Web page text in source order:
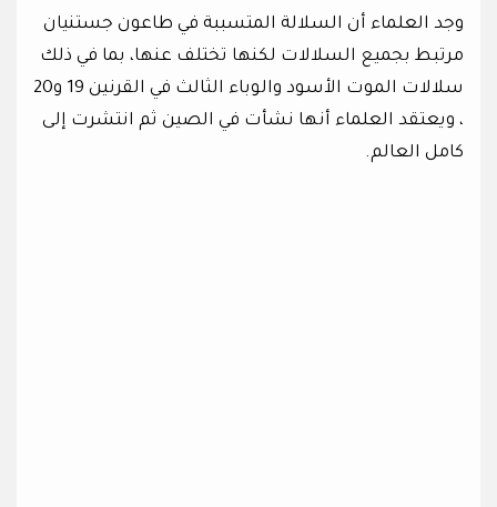
وجد العلماء أن السلالة المتسببة في طاعون جستنيان
مرتبط بجميع السلالات لكنها تختلف عنها، بما في ذلك
سلالات الموت الأسود والوباء الثالث في القرنين 19 و20
، ويعتقد العلماء أنها نشأت في الصين ثم انتشرت إلى
كامل العالم.